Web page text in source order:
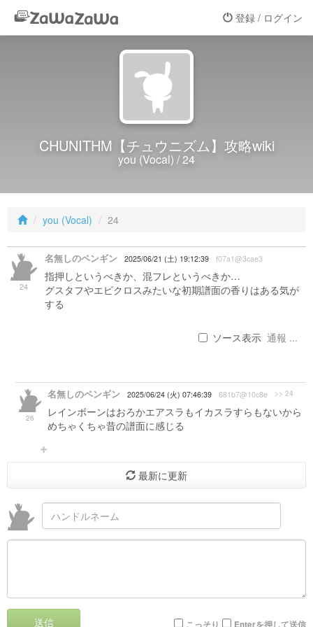
登録 / ログイン
CHUNITHM【チュウニズム】攻略wiki
you (Vocal) / 24
you (Vocal) 24
24
名無しのペンギン 2025/06/21 (土) 19:12:39 f07a1@3cae3
指押しというべきか、混フレというべきか…
グスタフやエピクロスみたいな初期譜面の香りはある気が
する
ソース表示 通報 ...
26
名無しのペンギン 2025/06/24 (火) 07:46:39 681b7@10c8e >> 24
レインボーンはおろかエアスラもイカスラすらもないから
めちゃくちゃ昔の譜面に感じる
最新に更新
送信 こっそり Enterを押して送信